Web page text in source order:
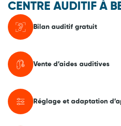
CENTRE AUDITIF À
Bilan auditif gratuit
Vente d’aides auditives
Réglage et adaptation